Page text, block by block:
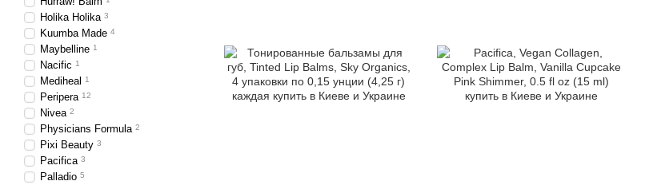
Holika Holika 3
Kuumba Made 4
Maybelline 1
Nacific 1
Mediheal 1
Peripera 12
Nivea 2
Physicians Formula 2
Pixi Beauty 3
Pacifica 3
Palladio 5